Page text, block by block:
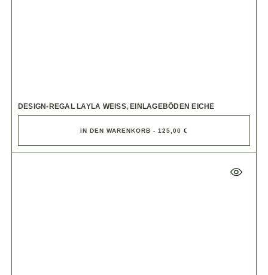
DESIGN-REGAL LAYLA WEISS, EINLAGEBÖDEN EICHE
IN DEN WARENKORB - 125,00 €